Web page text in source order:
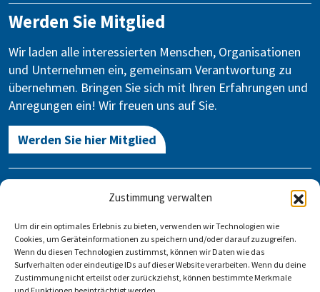
Zustimmung verwalten
Um dir ein optimales Erlebnis zu bieten, verwenden wir Technologien wie
Cookies, um Geräteinformationen zu speichern und/oder darauf zuzugreifen.
Wenn du diesen Technologien zustimmst, können wir Daten wie das
Surfverhalten oder eindeutige IDs auf dieser Website verarbeiten. Wenn du deine
Zustimmung nicht erteilst oder zurückziehst, können bestimmte Merkmale
Werden Sie Mitglied
Wir laden alle interessierten Menschen, Organisationen
und Unternehmen ein, gemeinsam Verantwortung zu
übernehmen. Bringen Sie sich mit Ihren Erfahrungen und
Anregungen ein! Wir freuen uns auf Sie.
Werden Sie hier Mitglied
Kontakt
Stauffenbergstraße 13-14
10785 Berlin
info@gegen-vergessen.de